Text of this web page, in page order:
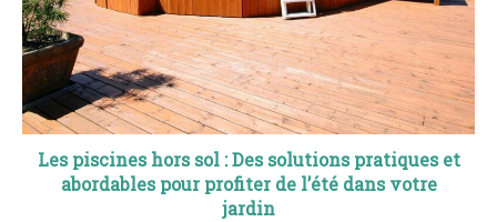
Les piscines hors sol : Des solutions pratiques et
abordables pour profiter de l’été dans votre
jardin